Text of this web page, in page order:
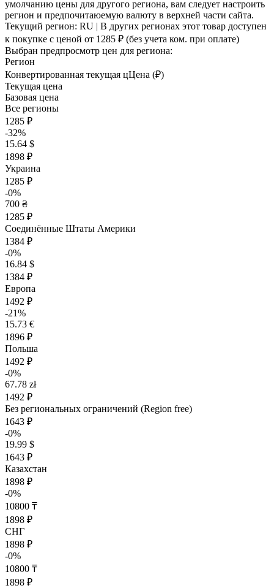
умолчанию цены для другого региона, вам следует настроить
регион и предпочитаюемую валюту в верхней части сайта.
Текущий регион: RU | В других регионах этот товар доступен
к покупке с ценой от 1285 ₽ (без учета ком. при оплате)
Выбран предпросмотр цен для региона:
Регион
Конвертированная текущая цЦена (₽)
Текущая цена
Базовая цена
Все регионы
1285 ₽
-32%
15.64 $
1898 ₽
Украина
1285 ₽
-0%
700 ₴
1285 ₽
Соединённые Штаты Америки
1384 ₽
-0%
16.84 $
1384 ₽
Европа
1492 ₽
-21%
15.73 €
1896 ₽
Польша
1492 ₽
-0%
67.78 zł
1492 ₽
Без региональных ограничений (Region free)
1643 ₽
-0%
19.99 $
1643 ₽
Казахстан
1898 ₽
-0%
10800 ₸
1898 ₽
СНГ
1898 ₽
-0%
10800 ₸
1898 ₽